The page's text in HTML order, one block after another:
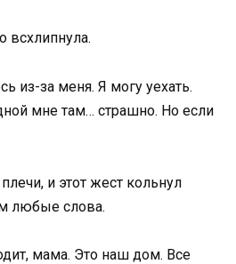
всхлипнула.
из-за меня. Я могу уехать.
мне там… страшно. Но если
и этот жест кольнул
любые слова.
мама. Это наш дом. Все